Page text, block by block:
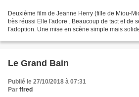
Deuxième film de Jeanne Herry (fille de Miou-
très réussi Elle l'adore . Beaucoup de tact et de
l'adoption. Une mise en scène simple mais
Le Grand Bain
Publié le 27/10/2018 à 07:31
Par ffred